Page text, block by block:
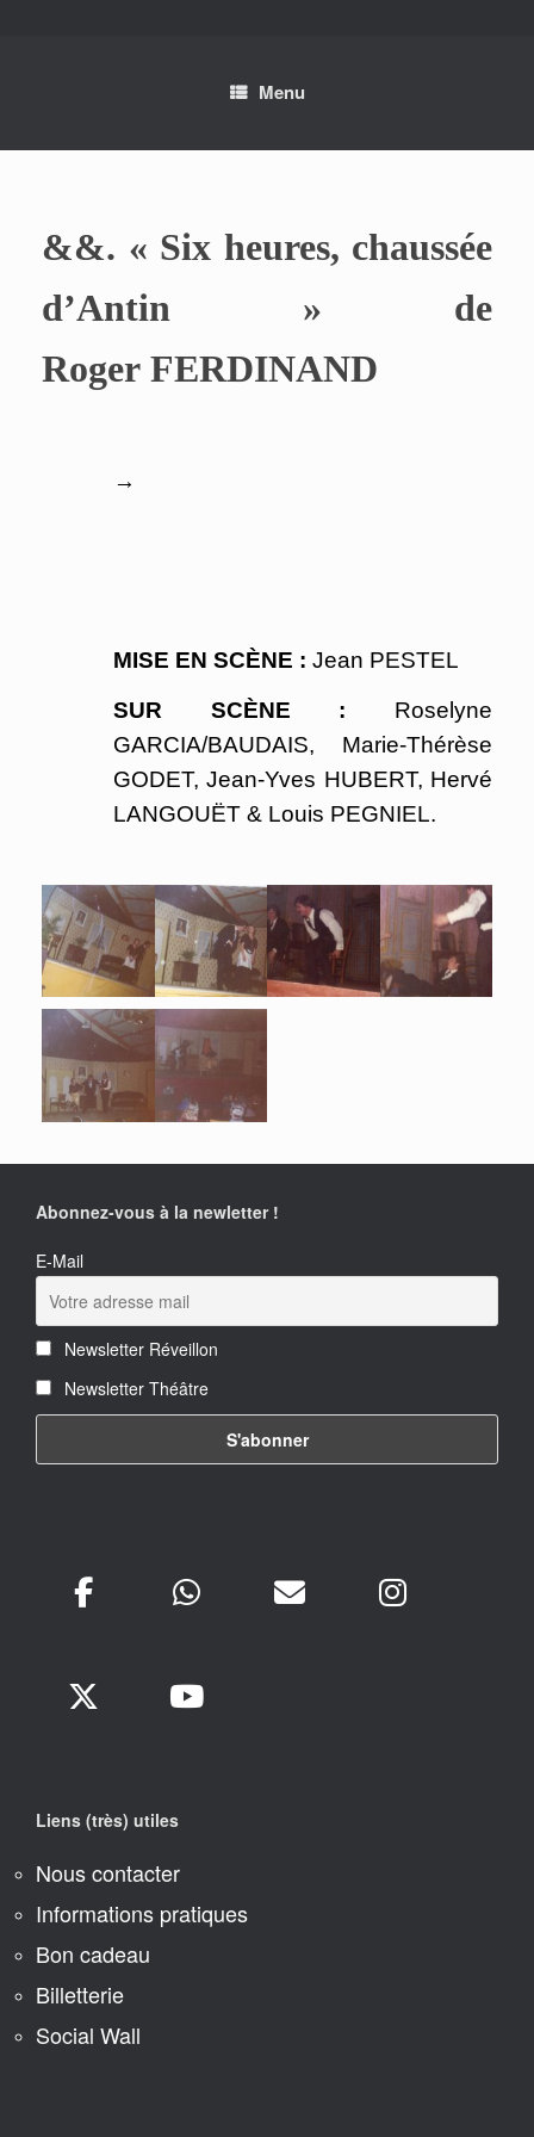
Menu
&&. « Six heures, chaussée
d’Antin » de
Roger FERDINAND
→
MISE EN SCÈNE : Jean PESTEL
SUR SCÈNE : Roselyne
GARCIA/BAUDAIS, Marie-Thérèse
GODET, Jean-Yves HUBERT, Hervé
LANGOUËT & Louis PEGNIEL.
Abonnez-vous à la newletter !
E-Mail
Newsletter Réveillon
Newsletter Théâtre
Liens (très) utiles
Nous contacter
Informations pratiques
Bon cadeau
Billetterie
Social Wall